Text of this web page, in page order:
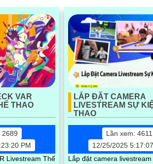
VAR
THAO
2689
PM
Livestream Thể
LẮP ĐẶT CAMERA
LIVESTREAM SỰ
THAO
Lần xem: 4611
12/25/2025
Lắp đặt camera